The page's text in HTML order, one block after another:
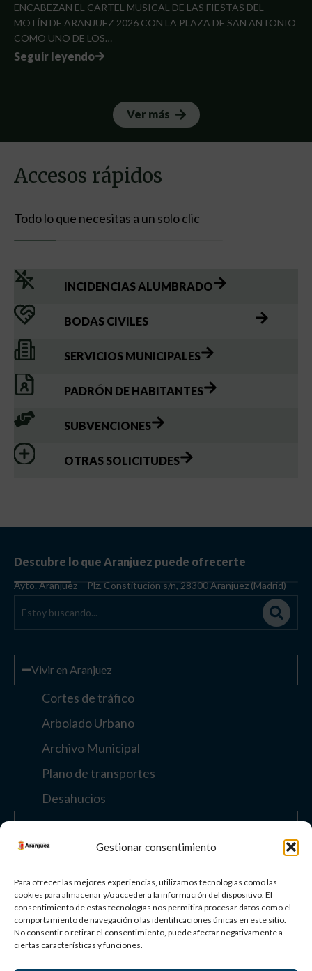
Gestionar consentimiento
Para ofrecer las mejores experiencias, utilizamos tecnologías como las
cookies para almacenar y/o acceder a la información del dispositivo. El
consentimiento de estas tecnologías nos permitirá procesar datos como el
comportamiento de navegación o las identificaciones únicas en este sitio.
No consentir o retirar el consentimiento, puede afectar negativamente a
ciertas características y funciones.
ENCABEZAN EL CARTEL MUSICAL DE LAS FIESTAS DEL
MOTÍN DE ARANJUEZ 2026 CON LA PLAZA DE SAN ANTONIO
COMO UNO DE LOS…
Seguir leyendo
Ver más
Accesos rápidos
Todo lo que necesitas a un solo clic
INCIDENCIAS ALUMBRADO
BODAS CIVILES
SERVICIOS MUNICIPALES
PADRÓN DE HABITANTES
SUBVENCIONES
OTRAS SOLICITUDES
Descubre lo que Aranjuez puede ofrecerte
Ayto. Aranjuez – Plz. Constitución s/n, 28300 Aranjuez (Madrid)
Vivir en Aranjuez
Cortes de tráfico
Arbolado Urbano
Archivo Municipal
Plano de transportes
Desahucios
Enlaces de interés
Paisaje Cultural
de Aranjuez
Mundial